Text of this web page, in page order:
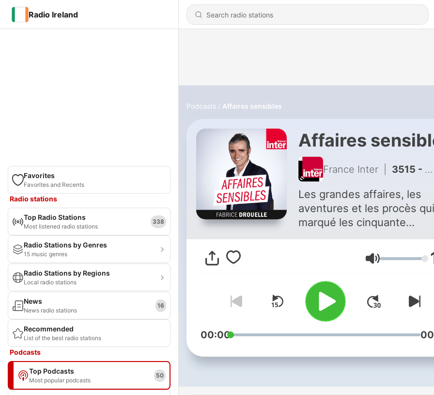
Radio Ireland
Favorites
Favorites and Recents
Radio stations
Top Radio Stations
Most listened radio stations
338
Radio Stations by Genres
15 music genres
Radio Stations by Regions
Local radio stations
News
News radio stations
16
Recommended
List of the best radio stations
Podcasts
Top Podcasts
Most popular podcasts
50
Podcasts Affaires sensibles
Affaires
France Inter 3515 - Simplifier l’orthographe ? Mission impossible !
Les grandes affaires, les
aventures et les procès
marqué les cinquante
dernières années.
sur les assistants vocaux
demandant : Alexa, lance
Affaires Sensibles ! Vous
aimez ce podcast ? Pour
écouter tous les épisodes
sans limite, rendez-vous sur
Radio France
Volume
00:00